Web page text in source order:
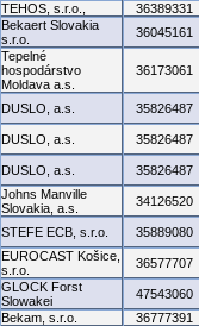
TEHOS, s.r.o., 36389331
Bekaert Slovakia
s.r.o.
36045161
Tepelné
hospodárstvo
Moldava a.s.
36173061
DUSLO, a.s. 35826487
DUSLO, a.s. 35826487
DUSLO, a.s. 35826487
Johns Manville
Slovakia, a.s.
34126520
STEFE ECB, s.r.o. 35889080
EUROCAST Košice,
s.r.o.
36577707
GLOCK Forst
Slowakei
47543060
Bekam, s.r.o. 36777391